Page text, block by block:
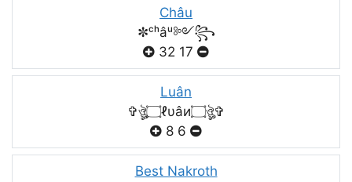
Châu
✼ᶜʰâᵘ༻꧂
32 17
Luân
✞ঔৣ۝ℓυâи۝ঔৣ✞
8 6
Best Nakroth